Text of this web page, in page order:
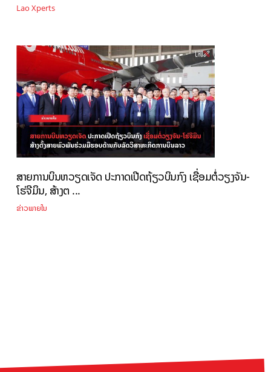
Lao Xperts
ສາຍການບິນຫວຽດເຈັດ ປະກາດເປີດຖ້ຽວບິນກົງ ເຊື່ອມຕໍ່ວຽງຈັນ-
ໂຮ່ຈີມິນ, ສ້າງຕ ...
ຂ່າວພາຍໃນ